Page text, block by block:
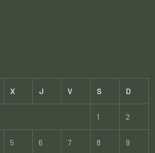
X J V S D
1 2
5 6 7 8 9